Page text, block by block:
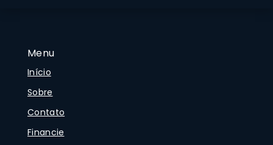
Menu
Início
Sobre
Contato
Financie